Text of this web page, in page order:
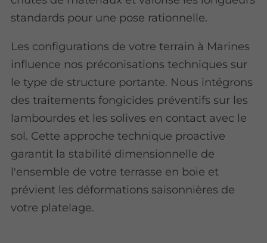
standards pour une pose rationnelle.
Les configurations de votre terrain à Marines
influence nos préconisations techniques sur
le type de structure portante. Nous intégrons
des traitements fongicides préventifs sur les
lambourdes et les solives en contact avec le
sol. Cette approche technique proactive
garantit la stabilité dimensionnelle de
l'ensemble de votre terrasse en boie et
prévient les déformations saisonnières de
votre platelage.